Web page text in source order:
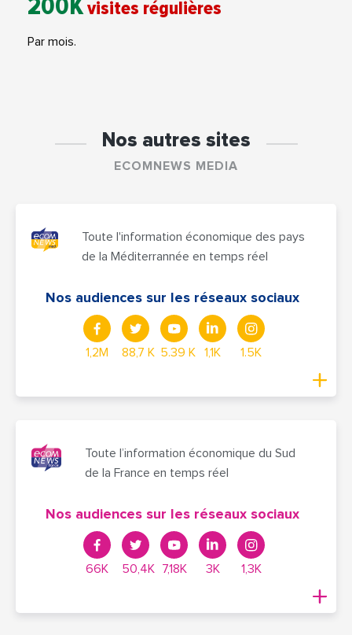
200Kvisites régulières
Par mois.
Nos autres sites
ECOMNEWS MEDIA
Toute l'information économique des pays
de la Méditerrannée en temps réel
Nos audiences sur les réseaux sociaux
1,2M 88,7 K 5.39 K 1,1K 1.5K
Toute l’information économique du Sud
de la France en temps réel
Nos audiences sur les réseaux sociaux
66K 50,4K 7,18K 3K 1,3K